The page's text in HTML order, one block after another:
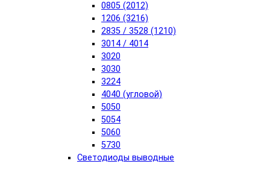
0805 (2012)
1206 (3216)
2835 / 3528 (1210)
3014 / 4014
3020
3030
3224
4040 (угловой)
5050
5054
5060
5730
Светодиоды выводные